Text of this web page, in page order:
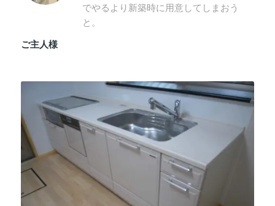
でやるより新築時に用意してしまおう
と。
ご主人様